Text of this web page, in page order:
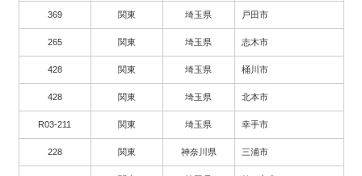
369 関東 埼玉県 戸田市
265 関東 埼玉県 志木市
428 関東 埼玉県 桶川市
428 関東 埼玉県 北本市
R03-211 関東 埼玉県 幸手市
228 関東 神奈川県 三浦市